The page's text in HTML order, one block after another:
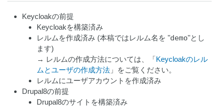
Keycloakの前提
Keycloakを構築済み
レルムを作成済み (本稿ではレルム名を "demo"とし
ます)
→ レルムの作成方法については、「 Keycloakのレル
ムとユーザの作成方法」をご覧ください。
レルムにユーザアカウントを作成済み
Drupal8の前提
Drupal8のサイトを構築済み